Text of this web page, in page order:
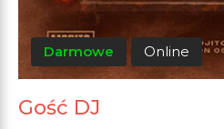
Darmowe Online
Gość DJ